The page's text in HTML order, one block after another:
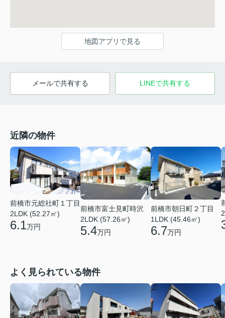
地図アプリで見る
メールで共有する LINEで共有する
近隣の物件
前橋市元総社町１丁目
2LDK (52.27㎡)
6.1万円
前橋市富士見町時沢
2LDK (57.26㎡)
5.4万円
前橋市朝日町２丁目
1LDK (45.46㎡)
6.7万円
よく見られている物件